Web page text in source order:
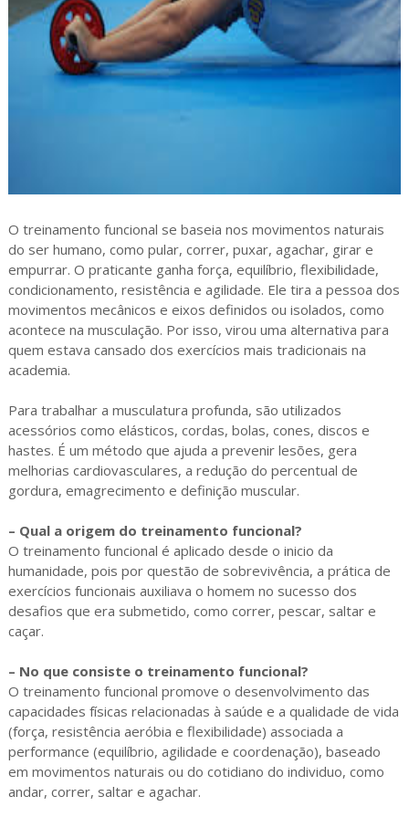
O treinamento funcional se baseia nos movimentos naturais
do ser humano, como pular, correr, puxar, agachar, girar e
empurrar. O praticante ganha força, equilíbrio, flexibilidade,
condicionamento, resistência e agilidade. Ele tira a pessoa dos
movimentos mecânicos e eixos definidos ou isolados, como
acontece na musculação. Por isso, virou uma alternativa para
quem estava cansado dos exercícios mais tradicionais na
academia.
Para trabalhar a musculatura profunda, são utilizados
acessórios como elásticos, cordas, bolas, cones, discos e
hastes. É um método que ajuda a prevenir lesões, gera
melhorias cardiovasculares, a redução do percentual de
gordura, emagrecimento e definição muscular.
– Qual a origem do treinamento funcional?
O treinamento funcional é aplicado desde o inicio da
humanidade, pois por questão de sobrevivência, a prática de
exercícios funcionais auxiliava o homem no sucesso dos
desafios que era submetido, como correr, pescar, saltar e
caçar.
– No que consiste o treinamento funcional?
O treinamento funcional promove o desenvolvimento das
capacidades físicas relacionadas à saúde e a qualidade de vida
(força, resistência aeróbia e flexibilidade) associada a
performance (equilíbrio, agilidade e coordenação), baseado
em movimentos naturais ou do cotidiano do individuo, como
andar, correr, saltar e agachar.